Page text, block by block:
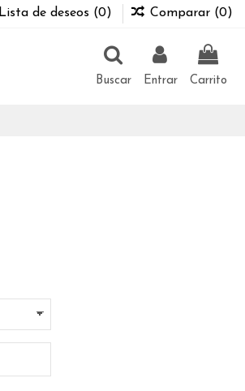
Lista de deseos (0) Comparar (0)
Buscar
Entrar Carrito